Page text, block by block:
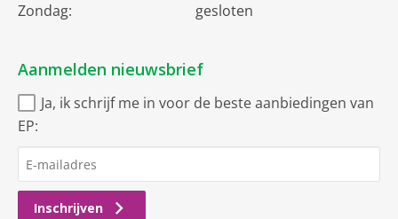
Zondag:
gesloten
Aanmelden nieuwsbrief
Ja, ik schrijf me in voor de beste aanbiedingen van
EP:
Inschrijven